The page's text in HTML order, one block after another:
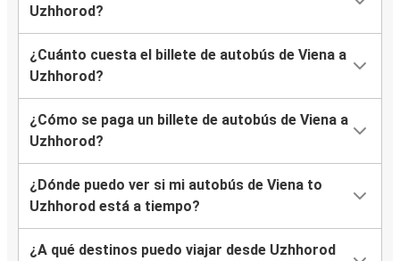
Uzhhorod?
¿Cuánto cuesta el billete de autobús de Viena a
Uzhhorod?
¿Cómo se paga un billete de autobús de Viena a
Uzhhorod?
¿Dónde puedo ver si mi autobús de Viena to
Uzhhorod está a tiempo?
¿A qué destinos puedo viajar desde Uzhhorod